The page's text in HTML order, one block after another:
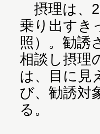
摂理は、
乗り出すき
照）。勧誘
相談し摂理
は、目に見
び、勧誘対
る。